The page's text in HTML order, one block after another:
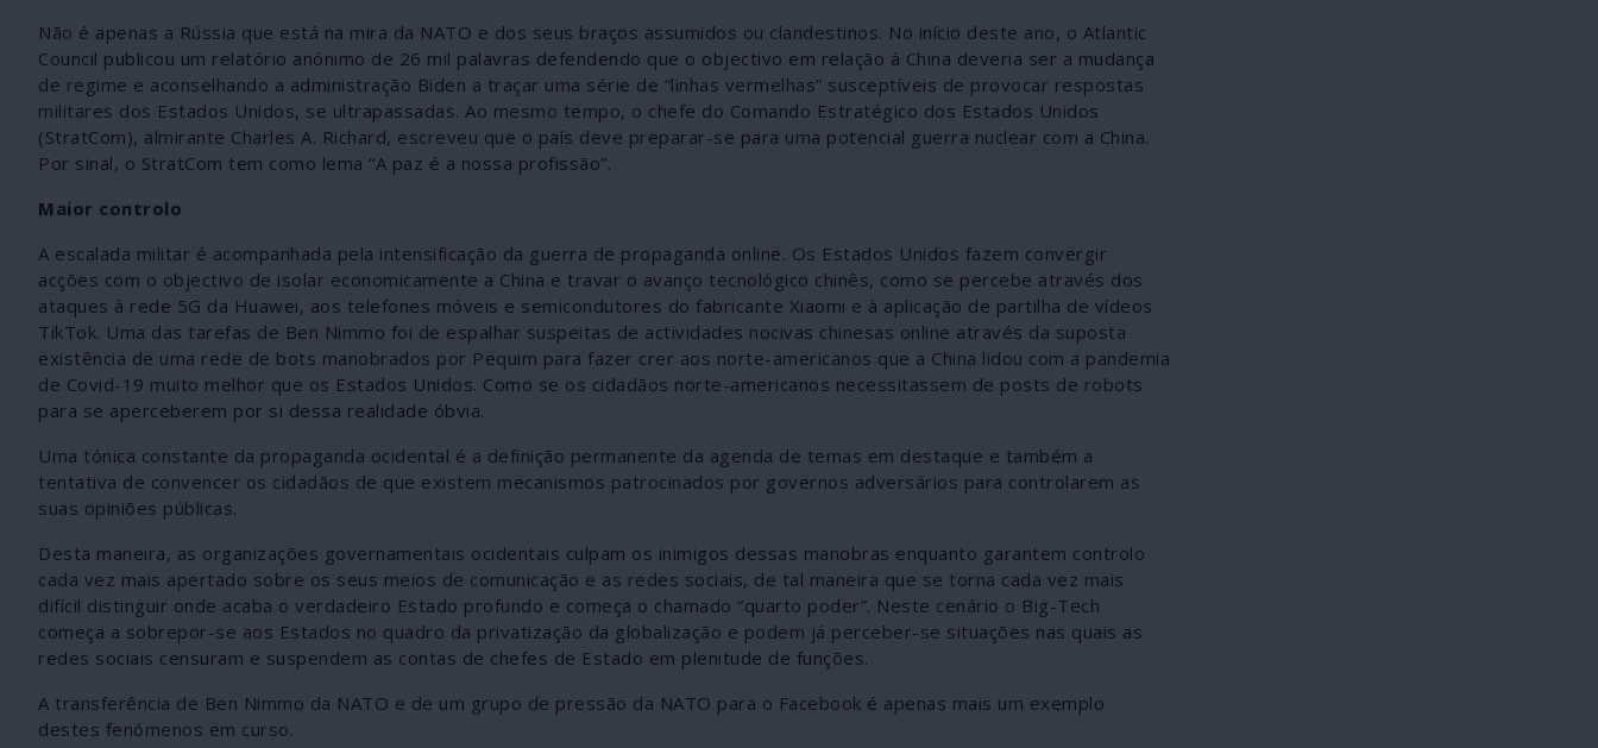
Não é apenas a Rússia que está na mira da NATO e dos seus braços assumidos ou clandestinos. No início deste ano, o Atlantic
Council publicou um relatório anónimo de 26 mil palavras defendendo que o objectivo em relação à China deveria ser a mudança
de regime e aconselhando a administração Biden a traçar uma série de “linhas vermelhas” susceptíveis de provocar respostas
militares dos Estados Unidos, se ultrapassadas. Ao mesmo tempo, o chefe do Comando Estratégico dos Estados Unidos
(StratCom), almirante Charles A. Richard, escreveu que o país deve preparar-se para uma potencial guerra nuclear com a China.
Por sinal, o StratCom tem como lema “A paz é a nossa profissão”.
Maior controlo
A escalada militar é acompanhada pela intensificação da guerra de propaganda online. Os Estados Unidos fazem convergir
acções com o objectivo de isolar economicamente a China e travar o avanço tecnológico chinês, como se percebe através dos
ataques à rede 5G da Huawei, aos telefones móveis e semicondutores do fabricante Xiaomi e à aplicação de partilha de vídeos
TikTok. Uma das tarefas de Ben Nimmo foi de espalhar suspeitas de actividades nocivas chinesas online através da suposta
existência de uma rede de bots manobrados por Pequim para fazer crer aos norte-americanos que a China lidou com a pandemia
de Covid-19 muito melhor que os Estados Unidos. Como se os cidadãos norte-americanos necessitassem de posts de robots
para se aperceberem por si dessa realidade óbvia.
Uma tónica constante da propaganda ocidental é a definição permanente da agenda de temas em destaque e também a
tentativa de convencer os cidadãos de que existem mecanismos patrocinados por governos adversários para controlarem as
suas opiniões públicas.
Desta maneira, as organizações governamentais ocidentais culpam os inimigos dessas manobras enquanto garantem controlo
cada vez mais apertado sobre os seus meios de comunicação e as redes sociais, de tal maneira que se torna cada vez mais
difícil distinguir onde acaba o verdadeiro Estado profundo e começa o chamado “quarto poder”. Neste cenário o Big-Tech
começa a sobrepor-se aos Estados no quadro da privatização da globalização e podem já perceber-se situações nas quais as
redes sociais censuram e suspendem as contas de chefes de Estado em plenitude de funções.
A transferência de Ben Nimmo da NATO e de um grupo de pressão da NATO para o Facebook é apenas mais um exemplo
destes fenómenos em curso.